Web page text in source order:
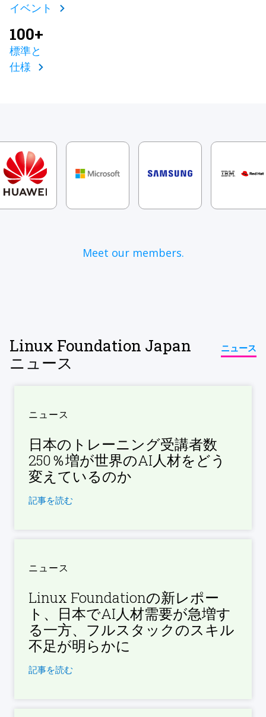
イベント
100+
標準と
仕様
Meet our members.
Linux Foundation Japan
ニュース
ニュース
ニュース
日本のトレーニング受講者数
250％増が世界のAI人材をどう
変えているのか
記事を読む
ニュース
Linux Foundationの新レポー
ト、日本でAI人材需要が急増す
る一方、フルスタックのスキル
不足が明らかに
記事を読む